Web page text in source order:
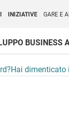
INIZIATIVE GARE E
BUSINESS
Hai dimenticato